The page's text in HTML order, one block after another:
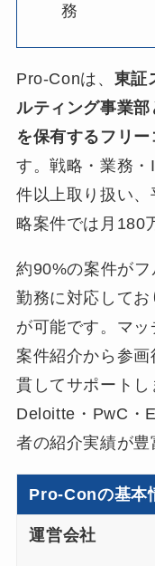
務
Pro-Conは、 東証
ルティング事業
を保有するフリ
す。戦略・業務
件以上取り扱い
略案件では月180
約90%の案件が
勤務に対応して
が可能です。マ
案件紹介から参
貫してサポートし
Deloitte・PwC・
者の紹介実績が豊
Pro-Conの基本
運営会社